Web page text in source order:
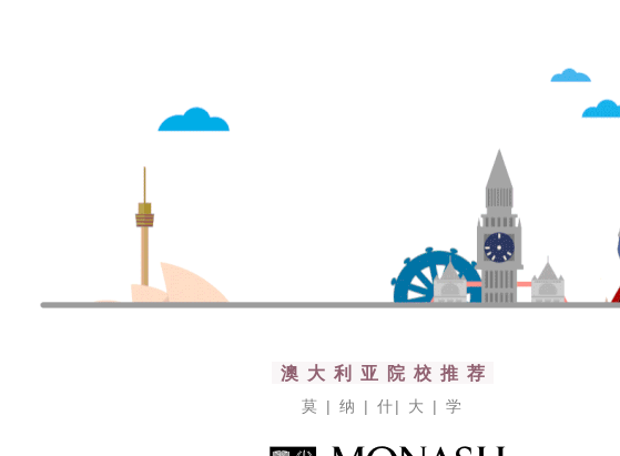
澳 大 利 亚 院 校 推 荐
莫 | 纳 | 什| 大 | 学